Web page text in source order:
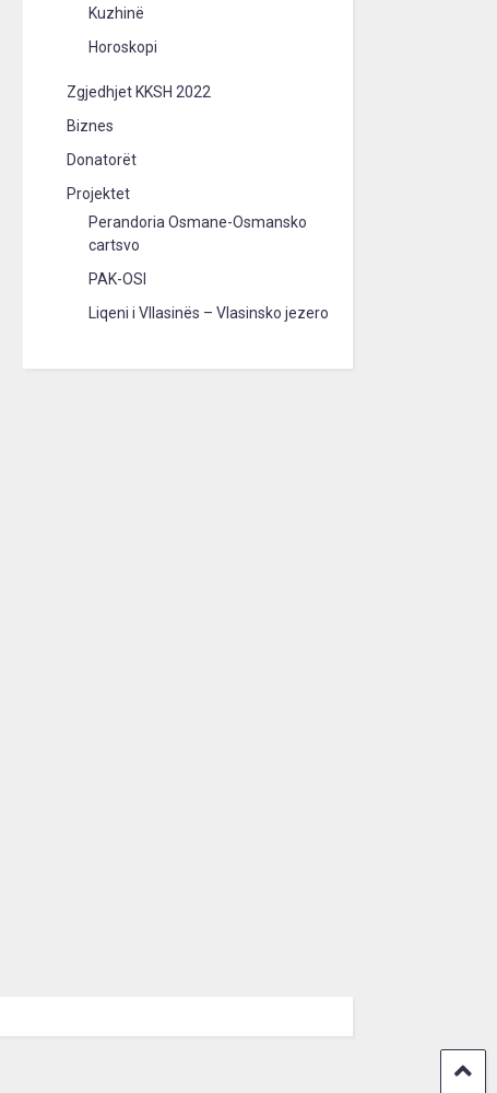
Kuzhinë
Horoskopi
Zgjedhjet KKSH 2022
Biznes
Donatorët
Projektet
Perandoria Osmane-Osmansko
cartsvo
PAK-OSI
Liqeni i Vllasinës – Vlasinsko jezero